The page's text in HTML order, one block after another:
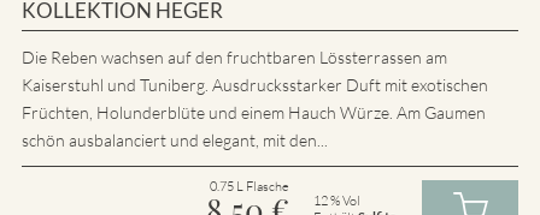
KOLLEKTION HEGER
Die Reben wachsen auf den fruchtbaren Lössterrassen am
Kaiserstuhl und Tuniberg. Ausdrucksstarker Duft mit exotischen
Früchten, Holunderblüte und einem Hauch Würze. Am Gaumen
schön ausbalanciert und elegant, mit den...
0.75 L Flasche
12 % Vol